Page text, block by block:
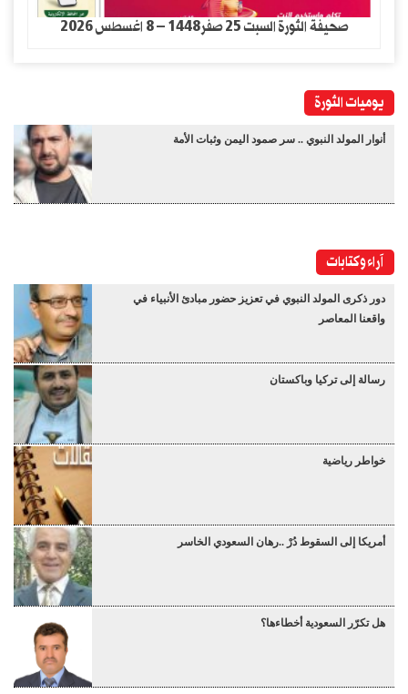
صحيفة الثورة السبت 25 صفر1448 – 8 اغسطس 2026
يوميات الثورة
أنوار المولد النبوي .. سر صمود اليمن وثبات الأمة
آراء وكتابات
دور ذكرى المولد النبوي في تعزيز حضور مبادئ الأنبياء في
واقعنا المعاصر
رسالة إلى تركيا وباكستان
خواطر رياضية
أمريكا إلى السقوط دُرْ ..رهان السعودي الخاسر
هل تكرّر السعودية أخطاءها؟